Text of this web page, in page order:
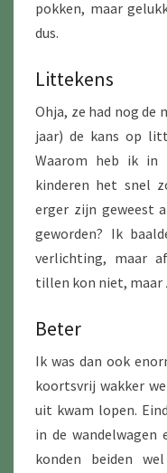
pokken, maar
dus.
Littekens
Ohja, ze had nog de
jaar) de kans op
Waarom heb ik in
kinderen het snel
erger zijn geweest
geworden? Ik
verlichting, maar
tillen kon niet, maar
Beter
Ik was dan ook
koortsvrij wakker
uit kwam lopen.
in de wandelwagen
konden beiden